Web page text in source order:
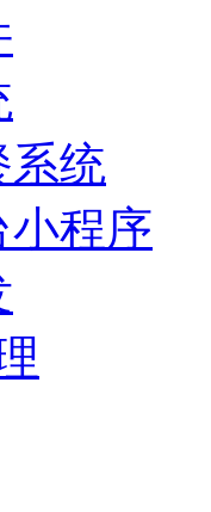
系统
程序